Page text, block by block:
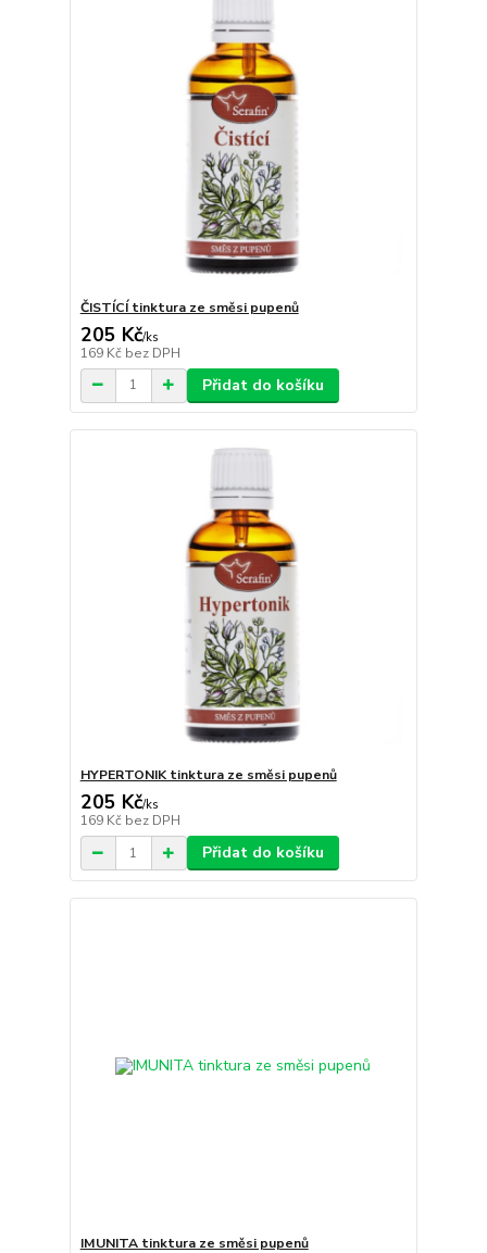
ČISTÍCÍ tinktura ze směsi pupenů
205 Kč/ks
169 Kč bez DPH
Přidat do košíku
HYPERTONIK tinktura ze směsi pupenů
205 Kč/ks
169 Kč bez DPH
Přidat do košíku
IMUNITA tinktura ze směsi pupenů